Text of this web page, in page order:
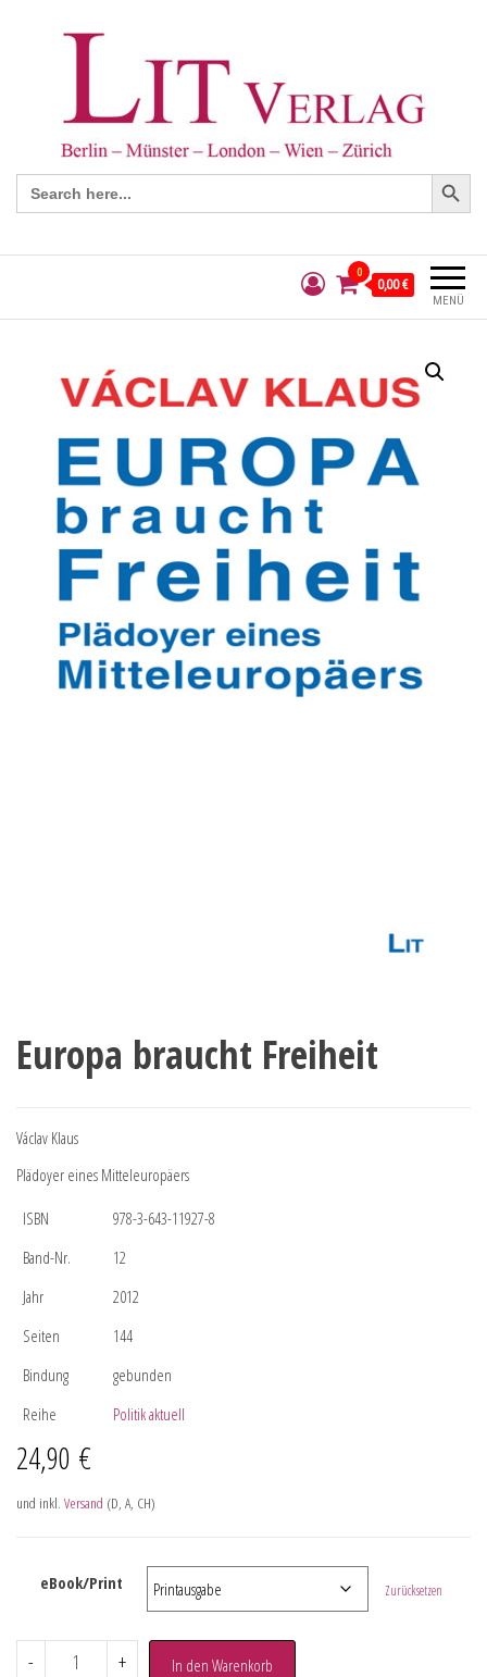
Search
for:
Search Button
MENÜ
0
0,00 €
Europa braucht Freiheit
Václav Klaus
Plädoyer eines Mitteleuropäers
ISBN
978-3-643-11927-8
Band-Nr.
12
Jahr
2012
Seiten
144
Bindung
gebunden
Reihe
Politik aktuell
24,90 €
und inkl. Versand (D, A, CH)
eBook/Print Zurücksetzen
- + In den Warenkorb